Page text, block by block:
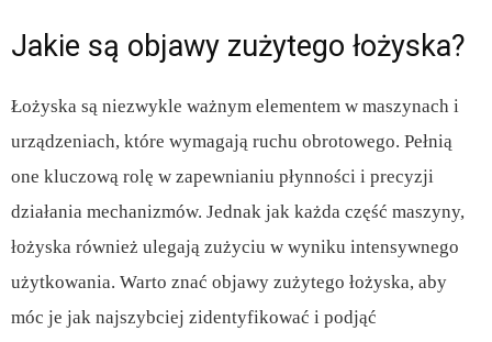
Jakie są objawy zużytego łożyska?
Łożyska są niezwykle ważnym elementem w maszynach i
urządzeniach, które wymagają ruchu obrotowego. Pełnią
one kluczową rolę w zapewnianiu płynności i precyzji
działania mechanizmów. Jednak jak każda część maszyny,
łożyska również ulegają zużyciu w wyniku intensywnego
użytkowania. Warto znać objawy zużytego łożyska, aby
móc je jak najszybciej zidentyfikować i podjąć